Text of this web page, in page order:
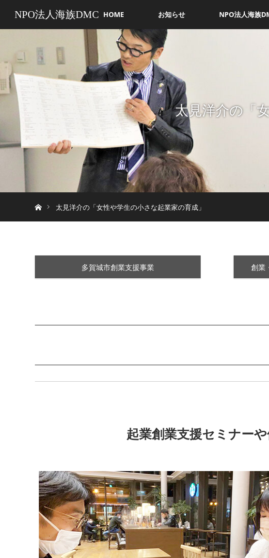
NPO法人海族DMC HOME お知らせ NPO法人海族
太見洋介の「
太見洋介の「女性や学生の小さな起業家の育成」
多賀城市創業支援事業 創業
起業創業支援セミナー